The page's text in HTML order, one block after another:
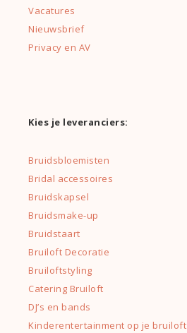
Vacatures
Nieuwsbrief
Privacy en AV
Kies je leveranciers:
Bruidsbloemisten
Bridal accessoires
Bruidskapsel
Bruidsmake-up
Bruidstaart
Bruiloft Decoratie
Bruiloftstyling
Catering Bruiloft
DJ’s en bands
Kinderentertainment op je bruiloft